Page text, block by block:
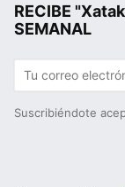
RECIBE
SEMANAL
Suscribiéndote